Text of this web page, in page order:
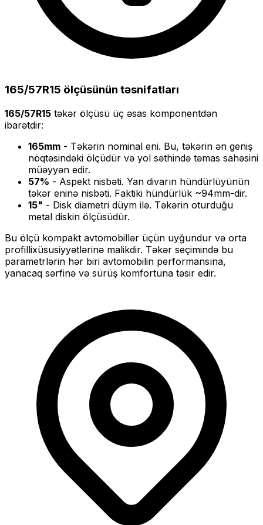
165/57R15 ölçüsünün təsnifatları
165/57R15 təkər ölçüsü üç əsas komponentdən
ibarətdir:
165mm - Təkərin nominal eni. Bu, təkərin ən geniş
nöqtəsindəki ölçüdür və yol səthində təmas sahəsini
müəyyən edir.
57% - Aspekt nisbəti. Yan divarın hündürlüyünün
təkər eninə nisbəti. Faktiki hündürlük ~94mm-dir.
15" - Disk diametri düym ilə. Təkərin oturduğu
metal diskin ölçüsüdür.
Bu ölçü kompakt avtomobillər üçün uyğundur və orta
profillixüsusiyyətlərinə malikdir. Təkər seçimində bu
parametrlərin hər biri avtomobilin performansına,
yanacaq sərfinə və sürüş komfortuna təsir edir.